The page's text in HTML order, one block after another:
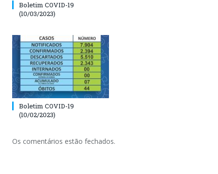
Boletim COVID-19
(10/03/2023)
Boletim COVID-19
(10/02/2023)
Os comentários estão fechados.